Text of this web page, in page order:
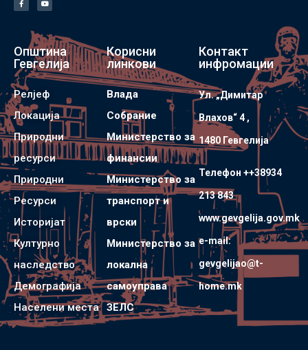
Општина
Гевгелија
Релјеф
Локација
Природни
ресурси
Природни
Ресурси
Историјат
Културно
наследство
Демографија
Населени места
Корисни
линкови
Влада
Собрание
Министерство за
финансии
Министерство за
транспорт и
врски
Министерство за
локална
самоуправа
ЗЕЛС
Контакт
инфромации
Ул. „Димитар
Влахов“ 4 ,
1480 Гевгелијa
Телефон ++38934
213 843
www.gevgelija.gov.mk
e-mail:
gevgelijao@t-
home.mk